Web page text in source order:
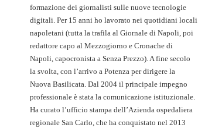
formazione dei giornalisti sulle nuove tecnologie
digitali. Per 15 anni ho lavorato nei quotidiani locali
napoletani (tutta la trafila al Giornale di Napoli, poi
redattore capo al Mezzogiorno e Cronache di
Napoli, capocronista a Senza Prezzo). A fine secolo
la svolta, con l’arrivo a Potenza per dirigere la
Nuova Basilicata. Dal 2004 il principale impegno
professionale è stata la comunicazione istituzionale.
Ha curato l’ufficio stampa dell’Azienda ospedaliera
regionale San Carlo, che ha conquistato nel 2013